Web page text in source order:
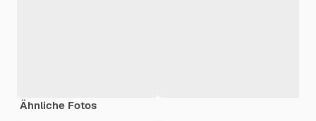
Ähnliche Fotos